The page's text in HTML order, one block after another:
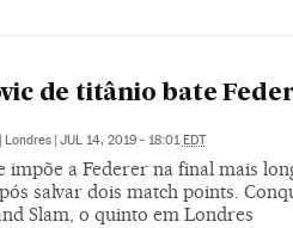
de titânio bate
Londres JUL 14, 2019 - 18:01 EDT
impõe a Federer na final mais
salvar dois match points.
Slam, o quinto em Londres